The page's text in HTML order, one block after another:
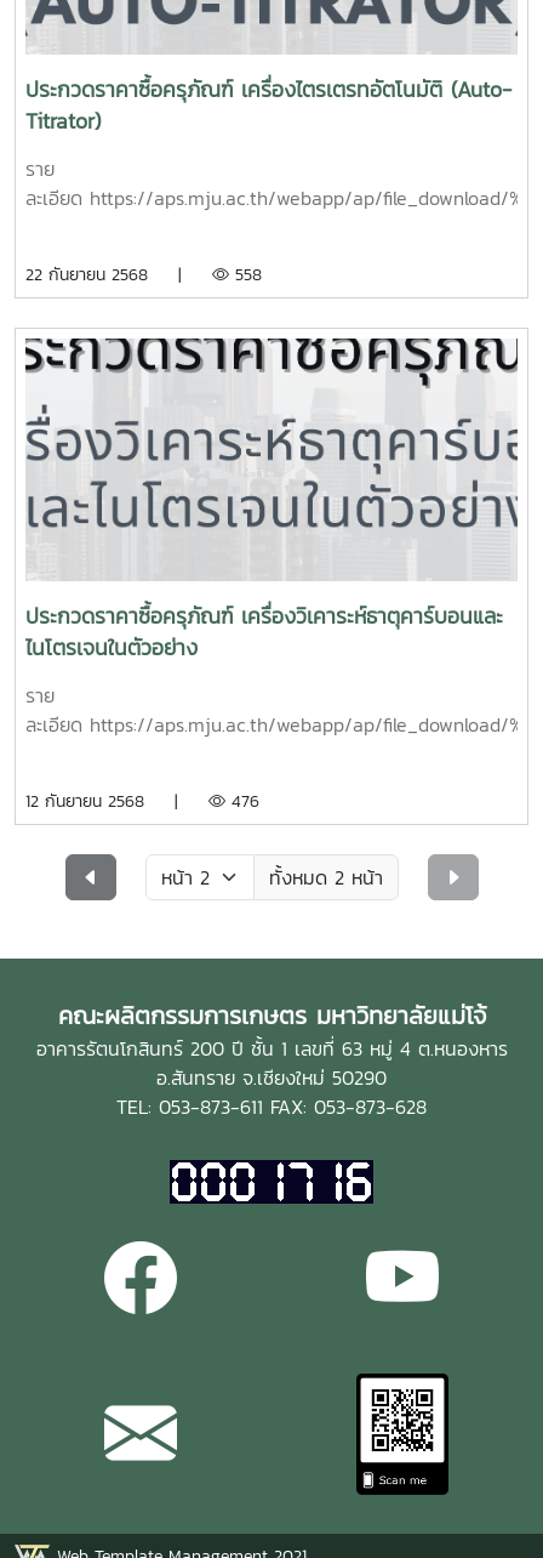
ประกวดราคาซื้อครุภัณฑ์ เครื่องไตรเตรทอัตโนมัติ (Auto-
Titrator)
ราย
ละเอียด https://aps.mju.ac.th/webapp/ap/file_download/
22 กันยายน 2568 | 558
ประกวดราคาซื้อครุภัณฑ์ เครื่องวิเคาระห์ธาตุคาร์บอนและ
ไนโตรเจนในตัวอย่าง
ราย
ละเอียด https://aps.mju.ac.th/webapp/ap/file_download/
12 กันยายน 2568 | 476
ทั้งหมด 2 หน้า
คณะผลิตกรรมการเกษตร มหาวิทยาลัยแม่โจ้
อาคารรัตนโกสินทร์ 200 ปี ชั้น 1 เลขที่ 63 หมู่ 4 ต.หนองหาร
อ.สันทราย จ.เชียงใหม่ 50290
TEL: 053-873-611 FAX: 053-873-628